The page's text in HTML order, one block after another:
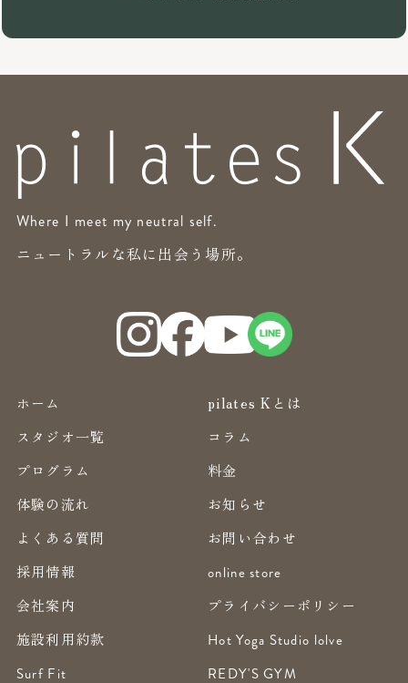
Where I meet my neutral self.
ニュートラルな私に出会う場所。
ホーム
pilates Kとは
スタジオ一覧
コラム
プログラム
料金
体験の流れ
お知らせ
よくある質問
お問い合わせ
採用情報
online store
会社案内
プライバシーポリシー
施設利用約款
Hot Yoga Studio lolve
Surf Fit
REDY'S GYM